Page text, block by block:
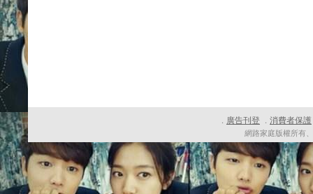
． 廣告刊登 ． 消費者保護
網路家庭版權所有